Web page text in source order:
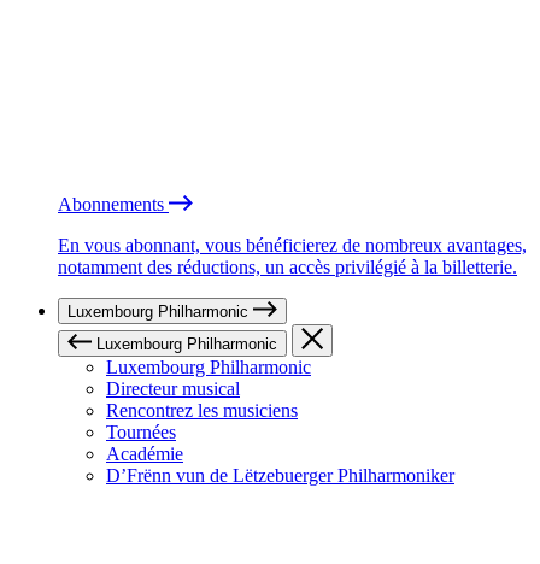
Abonnements
En vous abonnant, vous bénéficierez de nombreux avantages,
notamment des réductions, un accès privilégié à la billetterie.
Luxembourg Philharmonic
Luxembourg Philharmonic
Luxembourg Philharmonic
Directeur musical
Rencontrez les musiciens
Tournées
Académie
D’Frënn vun de Lëtzebuerger Philharmoniker